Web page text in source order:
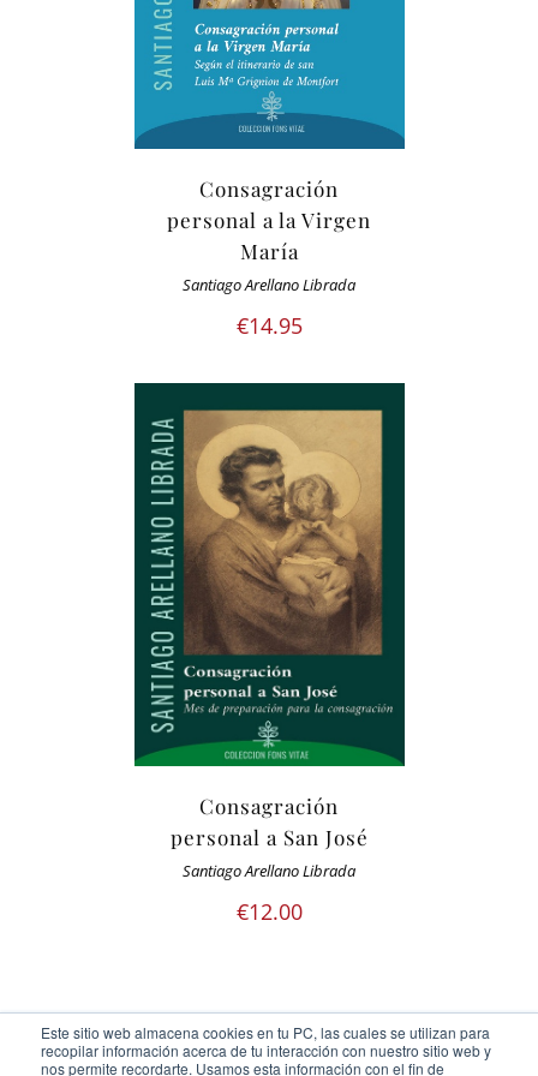
Este sitio web almacena cookies en tu PC, las cuales se utilizan para
recopilar información acerca de tu interacción con nuestro sitio web y
nos permite recordarte. Usamos esta información con el fin de
Consagración
personal a la Virgen
María
Santiago Arellano Librada
€14.95
Consagración
personal a San José
Santiago Arellano Librada
€12.00